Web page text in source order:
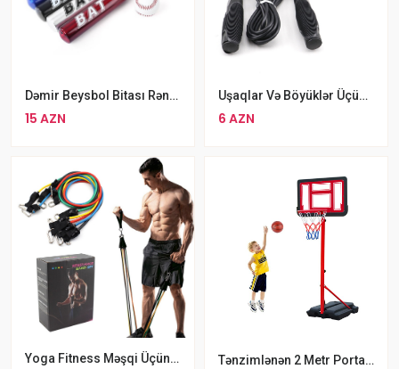
Dəmir Beysbol Bitası Rəngli Alüminium Bat Baseball Sopası
15 AZN
Uşaqlar Və Böyüklər Üçün Rengli Plastik Saplı Sadə Atlama İpi Qaq
6 AZN
Yoga Fitness Məşqi Üçün 11 Parçalı Elastik Lateks Juqut Dəsti Yumuşaq Rezin Bantlar Tənzimlənən 2 Metr Portativ Basketbol Stendi